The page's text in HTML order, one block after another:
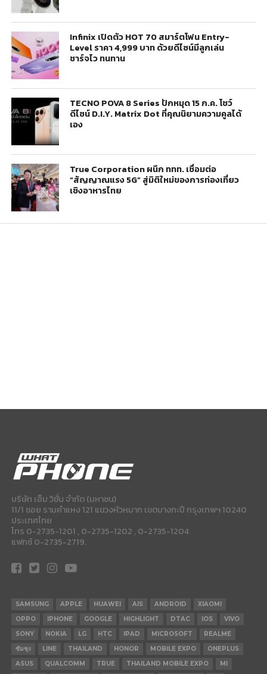
Infinix เปิดตัว HOT 70 สมาร์ตโฟน Entry-
Level ราคา 4,999 บาท ด้วยดีไซน์มีลูกเล่น
ชาร์จไว ทนทาน
TECNO POVA 8 Series ปักหมุด 15 ก.ค. โชว์
ดีไซน์ D.I.Y. Matrix Dot ที่คุณนิยามความคูลได้
เอง
True Corporation ผนึก ททท. เชื่อมต่อ
“สัญญาณแรง 5G” สู่มิติใหม่ของการท่องเที่ยว
เชิงอาหารไทย
บริษัท เอ็ม วิชั่น จำกัด (มหาชน)
11/1 ซอย รามคำแหง 121 แขวงหัวหมาก เขตบางกะปี กรุงเทพฯ 10240
ประเทศไทย
โทร 0-2735-1201 , 0-2735-1202 , 0-2735-1204
แฟกซ์ 0-2735-2719.
SAMSUNG APPLE HUAWEI AIS ANDROID
XIAOMI
OPPO
IPHONE GOOGLE HIGHLIGHT DTAC IOS
VIVO
SONY
NOKIA LG HTC IPAD MICROSOFT
REALME
ซัมซุง
LINE THAILAND HONOR MOBILE EXPO
ONEPLUS
ASUS
QUALCOMM TRUE THAILAND MOBILE EXPO MI